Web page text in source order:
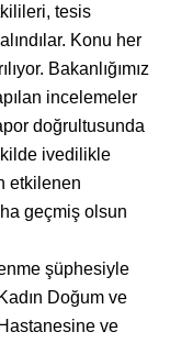
tesis
Konu her
Bakanlığımız
incelemeler
doğrultusunda
ivedilikle
etkilenen
geçmiş olsun
şüphesiyle
Doğum ve
ve